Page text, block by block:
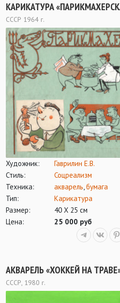
КАРИКАТУРА
СССР 1964 г.
Художник:
Гаврилин Е.В.
Стиль:
Соцреализм
Техника:
акварель бумага
Тип:
Карикатура
Размер:
40 Х 25 см
Цена:
25 000 руб
АКВАРЕЛЬ «ХОККЕЙ НА
СССР, 1980 г.